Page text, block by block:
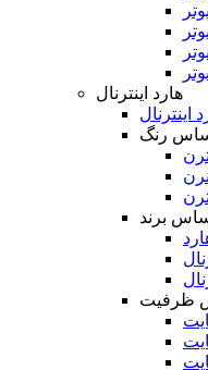
هارد اینترنال
اینترنال
رنگ
برند
ظرفیت